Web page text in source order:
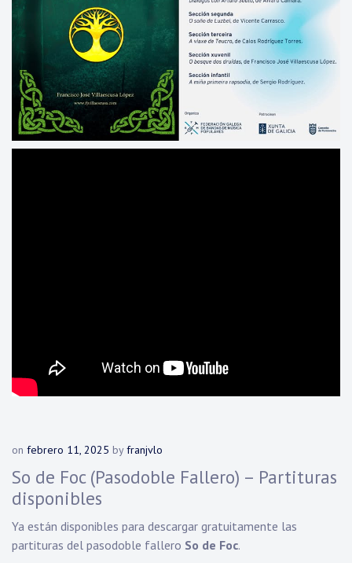
on febrero 11, 2025 byfranjvlo
So de Foc (Pasodoble Fallero) – Partituras
disponibles
Ya están disponibles para descargar gratuitamente las
partituras del pasodoble fallero So de Foc.